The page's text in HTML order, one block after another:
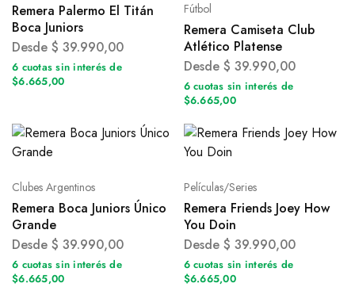
Remera Palermo El Titán
Boca Juniors
Desde $ 39.990,00
6 cuotas sin interés de
$6.665,00
Fútbol
Remera Camiseta Club
Atlético Platense
Desde $ 39.990,00
6 cuotas sin interés de
$6.665,00
Clubes Argentinos
Remera Boca Juniors Único
Grande
Desde $ 39.990,00
6 cuotas sin interés de
$6.665,00
Películas/Series
Remera Friends Joey How
You Doin
Desde $ 39.990,00
6 cuotas sin interés de
$6.665,00